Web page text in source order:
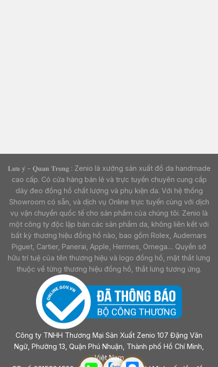
𝐋𝐮̛𝐮 𝐲́ - 𝐐𝐮𝐚𝐧 𝐓𝐫𝐨̣𝐧𝐠 : Zenio là xưởng sản xuất đồ da handmade
cao cấp. Có cửa hàng bán lẻ và trực tuyến chuyên cung cấp
dây đeo đồng hồ chất lượng và phụ kiện da. Với hệ thống
Showroom có sẵn, và dịch vụ Online trực tuyến cùng với dịch
vụ vận chuyển quốc tế cho sản phẩm của chúng tôi. Zenio là
một công ty độc lập bán các sản phẩm da, không liên kết với
bất kỳ thương hiệu đồng hồ nào, bao gồm Rolex, Audemars
Piguet, Cartier, Panerai, Apple, Hermes, Omega.... Quyền sở
hữu trí tuệ của tên thương hiệu và logo đồng hồ, mặt thắt lưng
thuộc về từng thương hiệu đồng hồ, thắt lưng tương ứng.
Công ty TNHH Thương Mại Sản Xuất Zenio 107 Đặng Văn
Ngữ, Phường 13, Quận Phú Nhuận, Thành phố Hồ Chí Minh,
Việt Nam